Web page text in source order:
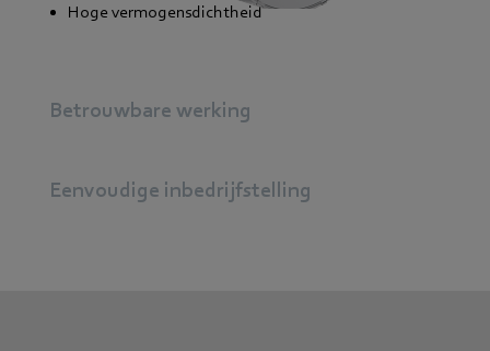
Hoge vermogensdichtheid
Betrouwbare werking
Eenvoudige inbedrijfstelling